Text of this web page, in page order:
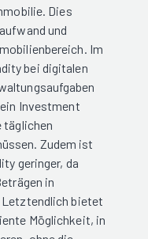
Dies
und
Im
bei digitalen
Investment
täglichen
Zudem ist
geringer, da
in
bietet
Möglichkeit, in